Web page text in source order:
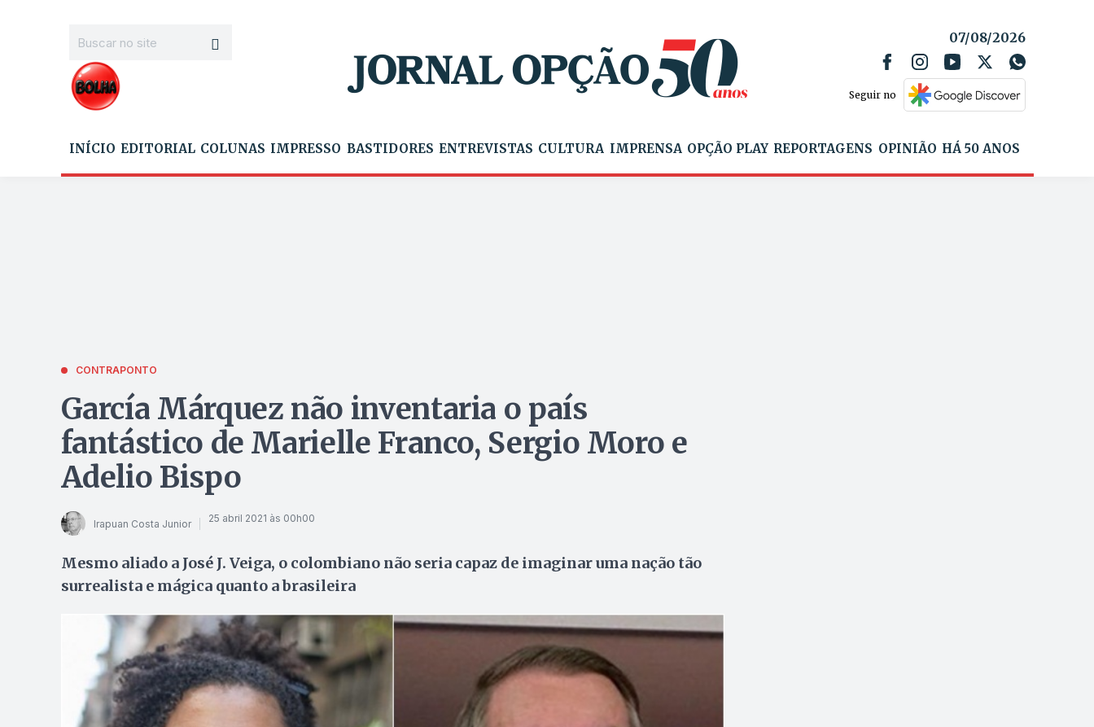
07/08/2026
Seguir no
INÍCIO EDITORIAL COLUNAS IMPRESSO BASTIDORES ENTREVISTAS CULTURA IMPRENSA OPÇÃO PLAY REPORTAGENS OPINIÃO HÁ 50 ANOS
CONTRAPONTO
García Márquez não inventaria o país
fantástico de Marielle Franco, Sergio Moro e
Adelio Bispo
Irapuan Costa Junior 25 abril 2021 às 00h00
Mesmo aliado a José J. Veiga, o colombiano não seria capaz de imaginar uma nação tão
surrealista e mágica quanto a brasileira